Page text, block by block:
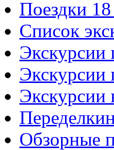
Поездки
Список
Экскурсии
Экскурсии
Обзорные